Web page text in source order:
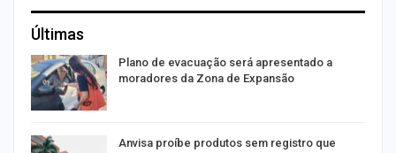
Últimas
Plano de evacuação será apresentado a
moradores da Zona de Expansão
Anvisa proíbe produtos sem registro que